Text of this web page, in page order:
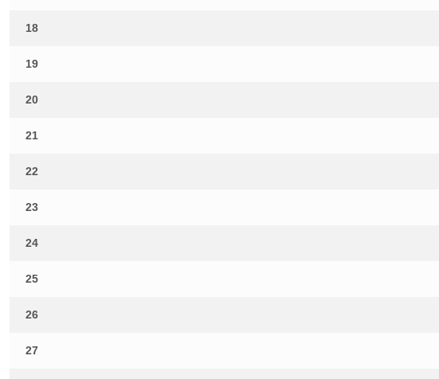
18
19
20
21
22
23
24
25
26
27